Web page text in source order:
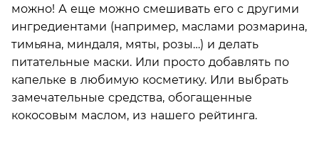
можно! А еще можно смешивать его с другими
ингредиентами (например, маслами розмарина,
тимьяна, миндаля, мяты, розы…) и делать
питательные маски. Или просто добавлять по
капельке в любимую косметику. Или выбрать
замечательные средства, обогащенные
кокосовым маслом, из нашего рейтинга.